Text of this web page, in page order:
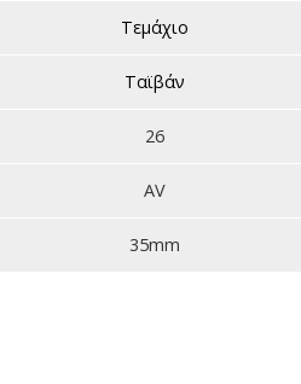
Τεμάχιο
Ταϊβάν
26
AV
35mm